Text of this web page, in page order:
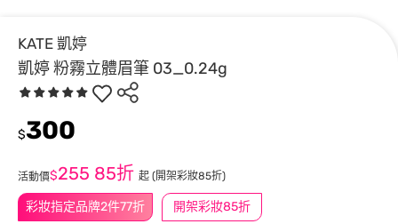
KATE 凱婷
凱婷 粉霧立體眉筆 03_0.24g
彩妝指定品牌2件77折 開架彩妝85折
$300
活動價$255 85折 起 (開架彩妝85折)